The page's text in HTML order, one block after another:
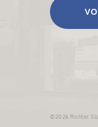
©2026 Richter